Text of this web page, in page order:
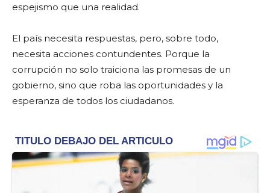
espejismo que una realidad.
El país necesita respuestas, pero, sobre todo,
necesita acciones contundentes. Porque la
corrupción no solo traiciona las promesas de un
gobierno, sino que roba las oportunidades y la
esperanza de todos los ciudadanos.